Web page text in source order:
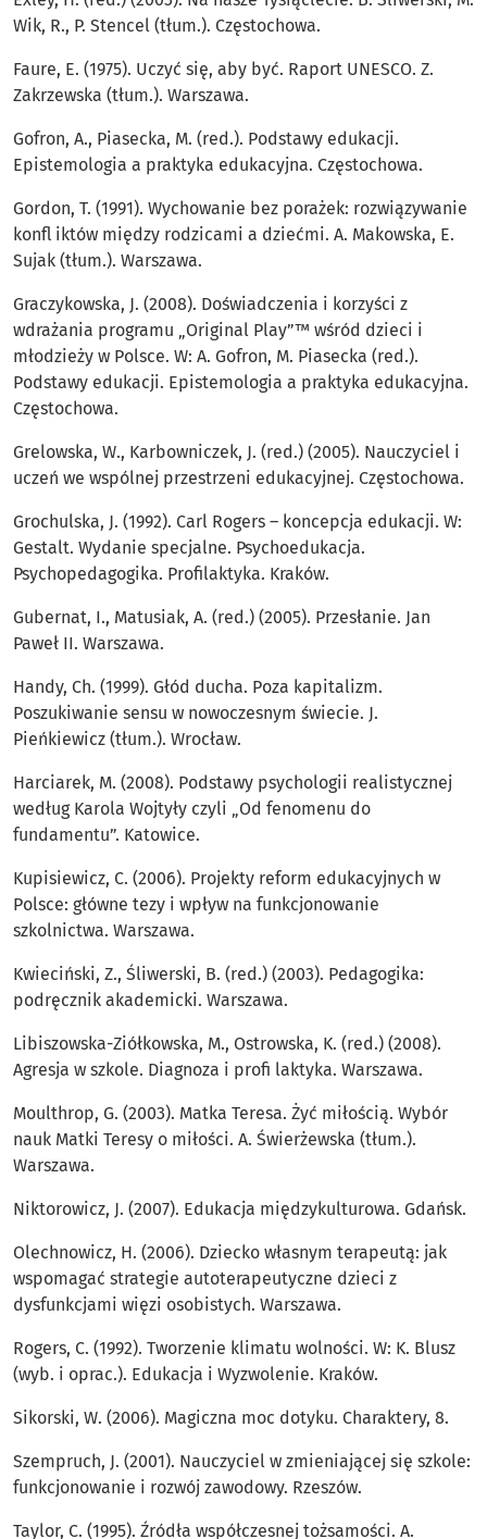
Wik, R., P. Stencel (tłum.). Częstochowa.
Faure, E. (1975). Uczyć się, aby być. Raport UNESCO. Z.
Zakrzewska (tłum.). Warszawa.
Gofron, A., Piasecka, M. (red.). Podstawy edukacji.
Epistemologia a praktyka edukacyjna. Częstochowa.
Gordon, T. (1991). Wychowanie bez porażek: rozwiązywanie
konﬂ iktów między rodzicami a dziećmi. A. Makowska, E.
Sujak (tłum.). Warszawa.
Graczykowska, J. (2008). Doświadczenia i korzyści z
wdrażania programu „Original Play”™ wśród dzieci i
młodzieży w Polsce. W: A. Gofron, M. Piasecka (red.).
Podstawy edukacji. Epistemologia a praktyka edukacyjna.
Częstochowa.
Grelowska, W., Karbowniczek, J. (red.) (2005). Nauczyciel i
uczeń we wspólnej przestrzeni edukacyjnej. Częstochowa.
Grochulska, J. (1992). Carl Rogers – koncepcja edukacji. W:
Gestalt. Wydanie specjalne. Psychoedukacja.
Psychopedagogika. Proﬁlaktyka. Kraków.
Gubernat, I., Matusiak, A. (red.) (2005). Przesłanie. Jan
Paweł II. Warszawa.
Handy, Ch. (1999). Głód ducha. Poza kapitalizm.
Poszukiwanie sensu w nowoczesnym świecie. J.
Pieńkiewicz (tłum.). Wrocław.
Harciarek, M. (2008). Podstawy psychologii realistycznej
według Karola Wojtyły czyli „Od fenomenu do
fundamentu”. Katowice.
Kupisiewicz, C. (2006). Projekty reform edukacyjnych w
Polsce: główne tezy i wpływ na funkcjonowanie
szkolnictwa. Warszawa.
Kwieciński, Z., Śliwerski, B. (red.) (2003). Pedagogika:
podręcznik akademicki. Warszawa.
Libiszowska-Ziółkowska, M., Ostrowska, K. (red.) (2008).
Agresja w szkole. Diagnoza i proﬁ laktyka. Warszawa.
Moulthrop, G. (2003). Matka Teresa. Żyć miłością. Wybór
nauk Matki Teresy o miłości. A. Świerżewska (tłum.).
Warszawa.
Niktorowicz, J. (2007). Edukacja międzykulturowa. Gdańsk.
Olechnowicz, H. (2006). Dziecko własnym terapeutą: jak
wspomagać strategie autoterapeutyczne dzieci z
dysfunkcjami więzi osobistych. Warszawa.
Rogers, C. (1992). Tworzenie klimatu wolności. W: K. Blusz
(wyb. i oprac.). Edukacja i Wyzwolenie. Kraków.
Sikorski, W. (2006). Magiczna moc dotyku. Charaktery, 8.
Szempruch, J. (2001). Nauczyciel w zmieniającej się szkole:
funkcjonowanie i rozwój zawodowy. Rzeszów.
Taylor, C. (1995). Źródła współczesnej tożsamości. A.